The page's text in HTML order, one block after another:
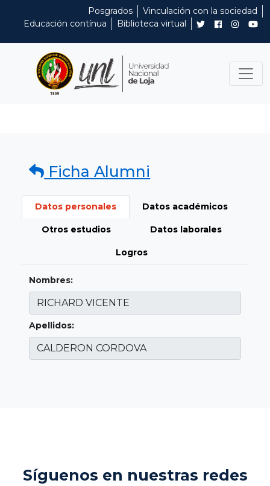
Posgrados
Vinculación con la sociedad
Educación contínua
Biblioteca virtual
Ficha Alumni
Datos personales Datos académicos
Otros estudios Datos laborales
Logros
Nombres:
Apellidos:
Síguenos en nuestras redes